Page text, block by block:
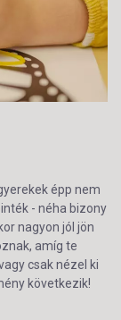
épp nem
- néha bizony
nagyon jól jön
amíg te
csak nézel ki
következik!